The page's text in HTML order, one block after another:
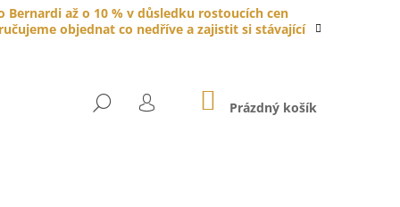
Bernardi až o 10 % v důsledku rostoucích cen
objednat co nedříve a zajistit si stávající
HLEDAT
PŘIHLÁŠENÍ
NÁKUPNÍ
KOŠÍK
Prázdný košík